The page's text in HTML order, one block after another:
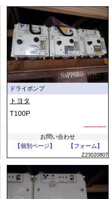
ドライポンプ
トヨタ
T100P
---------
お問い合わせ
【個別ページ】
【フォーム】
Z23020807